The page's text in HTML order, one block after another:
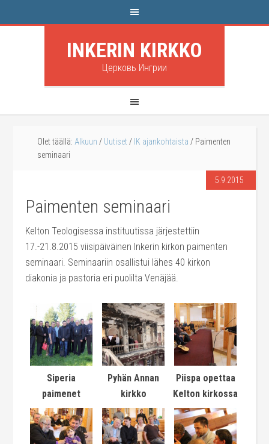
INKERIN KIRKKO
Церковь Ингрии
Olet täällä: Alkuun / Uutiset / IK ajankohtaista / Paimenten
seminaari
5.9.2015
Paimenten seminaari
Kelton Teologisessa instituutissa järjestettiin
17.-21.8.2015 viisipäiväinen Inkerin kirkon paimenten
seminaari. Seminaariin osallistui lähes 40 kirkon
diakonia ja pastoria eri puolilta Venäjää.
Siperia
paimenet
Pyhän Annan
kirkko
Piispa opettaa
Kelton kirkossa